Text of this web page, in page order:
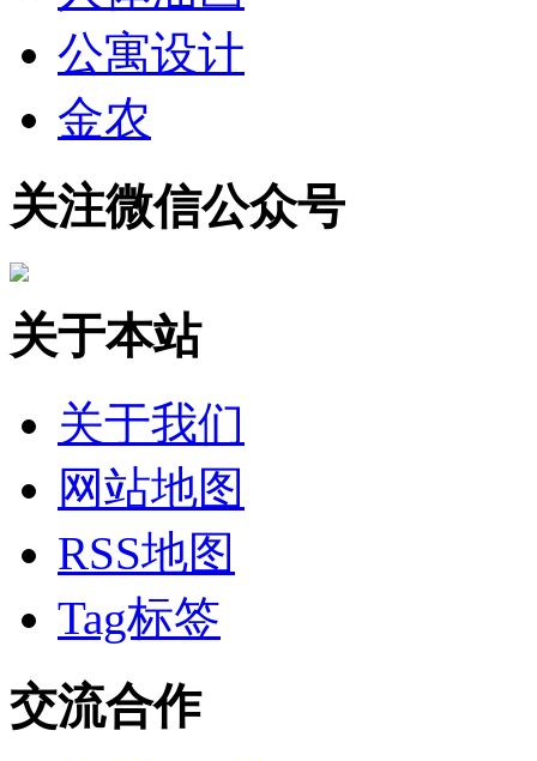
公寓设计
金农
关注微信公众号
关于本站
关于我们
网站地图
RSS地图
Tag标签
交流合作